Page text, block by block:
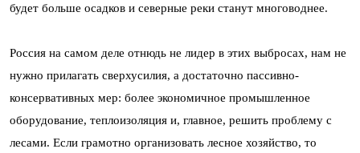
будет больше осадков и северные реки станут многоводнее.
Россия на самом деле отнюдь не лидер в этих выбросах, нам не
нужно прилагать сверхусилия, а достаточно пассивно-
консервативных мер: более экономичное промышленное
оборудование, теплоизоляция и, главное, решить проблему с
лесами. Если грамотно организовать лесное хозяйство, то